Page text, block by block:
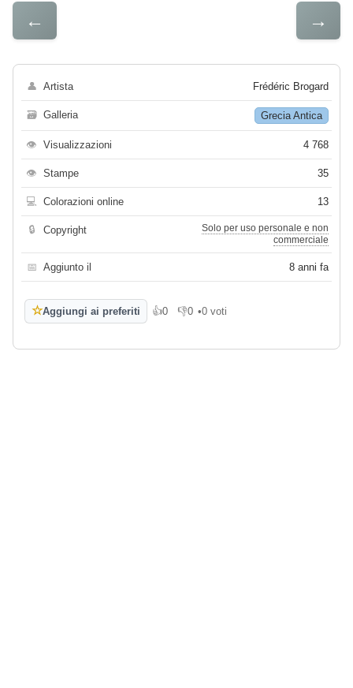
← →
👤 Artista Frédéric Brogard
🗃 Galleria Grecia Antica
👁 Visualizzazioni 4 768
👁 Stampe 35
💻 Colorazioni online 13
🔒 Copyright
Solo per uso personale e non
commerciale
📅 Aggiunto il 8 anni fa
☆Aggiungi ai preferiti 👍0
Mi piace
👎0
Non mi piace
•0 voti